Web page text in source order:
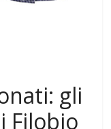
gli
Filobio